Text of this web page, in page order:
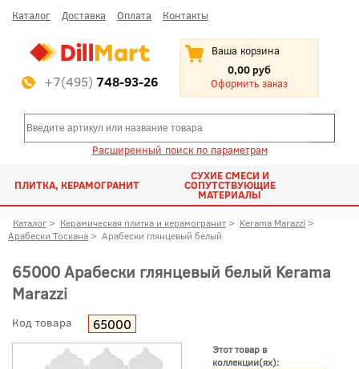
Каталог Доставка Оплата Контакты
+7(495) 748-93-26
Ваша корзина
0,00 руб
Оформить заказ
Расширенный поиск по параметрам
ПЛИТКА, КЕРАМОГРАНИТ
СУХИЕ СМЕСИ И
СОПУТСТВУЮЩИЕ
МАТЕРИАЛЫ
Каталог > Керамическая плитка и керамогранит > Kerama Marazzi >
Арабески Тоскана > Арабески глянцевый белый
65000 Арабески глянцевый белый Kerama
Marazzi
Код товара 65000
Этот товар в
коллекции(ях):